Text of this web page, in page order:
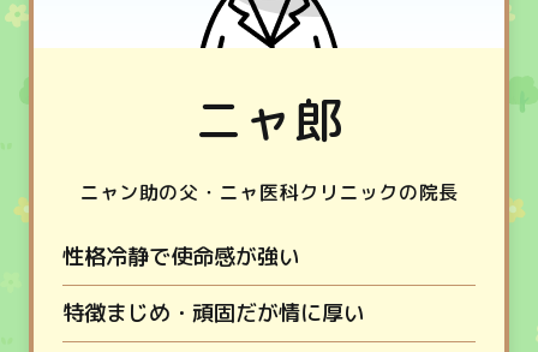
ニャ郎
ニャン助の父・ニャ医科クリニックの院長
性格冷静で使命感が強い
特徴まじめ・頑固だが情に厚い